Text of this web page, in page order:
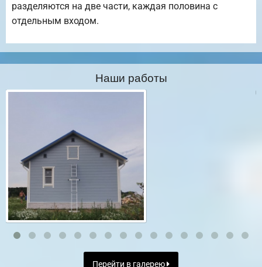
разделяются на две части, каждая половина с
отдельным входом.
Наши работы
Перейти в галерею